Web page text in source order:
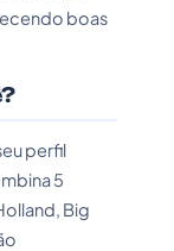
boas
perfil
5
Big